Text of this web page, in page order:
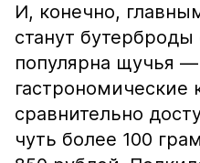
И, конечно,
станут
популярна щучья —
гастрономические
сравнительно
чуть более 100